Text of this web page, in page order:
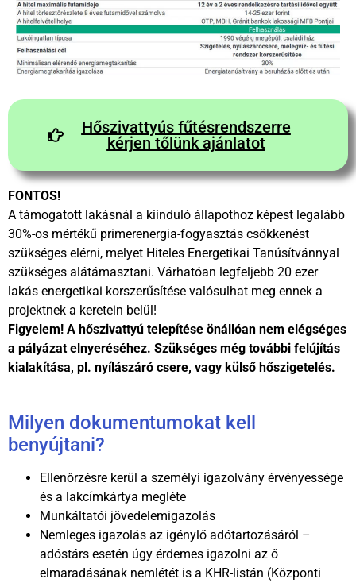
Hőszivattyús fűtésrendszerre
kérjen tőlünk ajánlatot
FONTOS!
A támogatott lakásnál a kiinduló állapothoz képest legalább
30%-os mértékű primerenergia-fogyasztás csökkenést
szükséges elérni, melyet Hiteles Energetikai Tanúsítvánnyal
szükséges alátámasztani. Várhatóan legfeljebb 20 ezer
lakás energetikai korszerűsítése valósulhat meg ennek a
projektnek a keretein belül!
Figyelem! A hőszivattyú telepítése önállóan nem elégséges
a pályázat elnyeréséhez. Szükséges még további felújítás
kialakítása, pl. nyílászáró csere, vagy külső hőszigetelés.
Milyen dokumentumokat kell
benyújtani?
Ellenőrzésre kerül a személyi igazolvány érvényessége
és a lakcímkártya megléte
Munkáltatói jövedelemigazolás
Nemleges igazolás az igénylő adótartozásáról –
adóstárs esetén úgy érdemes igazolni az ő
elmaradásának nemlétét is a KHR-listán (Központi